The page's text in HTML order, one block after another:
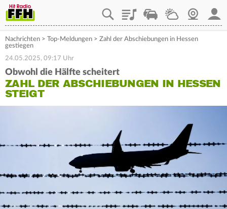
PlaylistStaupilotWetterWebcam
Nachrichten > Top-Meldungen > Zahl der Abschiebungen in Hessen
gestiegen
24.05.2025, 09:17 Uhr
Obwohl die Hälfte scheitert
ZAHL DER ABSCHIEBUNGEN IN HESSEN
STEIGT